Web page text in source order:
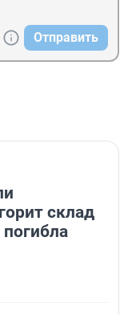
Отправить
склад